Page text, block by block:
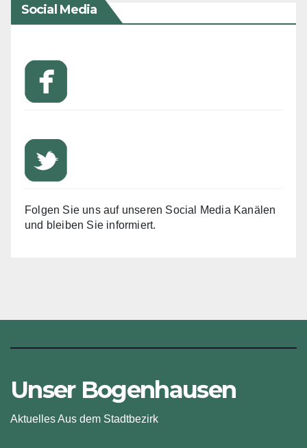
Social Media
Folgen Sie uns auf unseren Social Media Kanälen
und bleiben Sie informiert.
Unser Bogenhausen
Aktuelles Aus dem Stadtbezirk